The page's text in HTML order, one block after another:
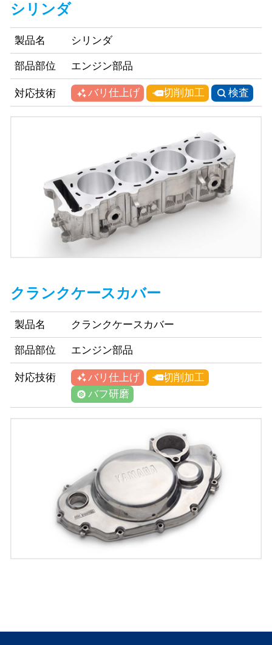
シリンダ
製品名 シリンダ
部品部位 エンジン部品
対応技術 バリ仕上げ 切削加工 検査
クランクケースカバー
製品名 クランクケースカバー
部品部位 エンジン部品
対応技術 バリ仕上げ
切削加工
バフ研磨